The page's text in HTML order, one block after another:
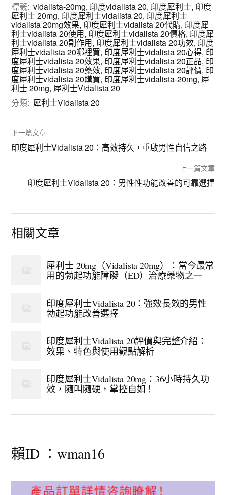
標籤: vidalista-20mg, 印度vidalista 20, 印度犀利士, 印度
犀利士 20mg, 印度犀利士vidalista 20, 印度犀利士
vidalista 20mg效果, 印度犀利士vidalista 20代購, 印度犀
利士vidalista 20使用, 印度犀利士vidalista 20價格, 印度犀
利士vidalista 20副作用, 印度犀利士vidalista 20功效, 印度
犀利士vidalista 20哪裡買, 印度犀利士vidalista 20心得, 印
度犀利士vidalista 20效果, 印度犀利士vidalista 20正品, 印
度犀利士vidalista 20藥效, 印度犀利士vidalista 20評價, 印
度犀利士vidalista 20購買, 印度犀利士vidalista-20mg, 犀
利士 20mg, 犀利士Vidalista 20
分類: 犀利士Vidalista 20
下一篇文章
印度犀利士Vidalista 20：高效持久，重啟男性自信之路
上一篇文章
印度犀利士Vidalista 20：男性性功能改善的可靠選擇
相關文章
犀利士 20mg（Vidalista 20mg）：當今最常
用的勃起功能障礙（ED）治療藥物之一
印度犀利士Vidalista 20：強效長效的男性
勃起功能改善選擇
印度犀利士Vidalista 20評價與完整介紹：
效果、特色與使用觀點解析
印度犀利士Vidalista 20mg：36小時持久功
效，隨叫隨硬，掌控自如！
賴ID ：wman16